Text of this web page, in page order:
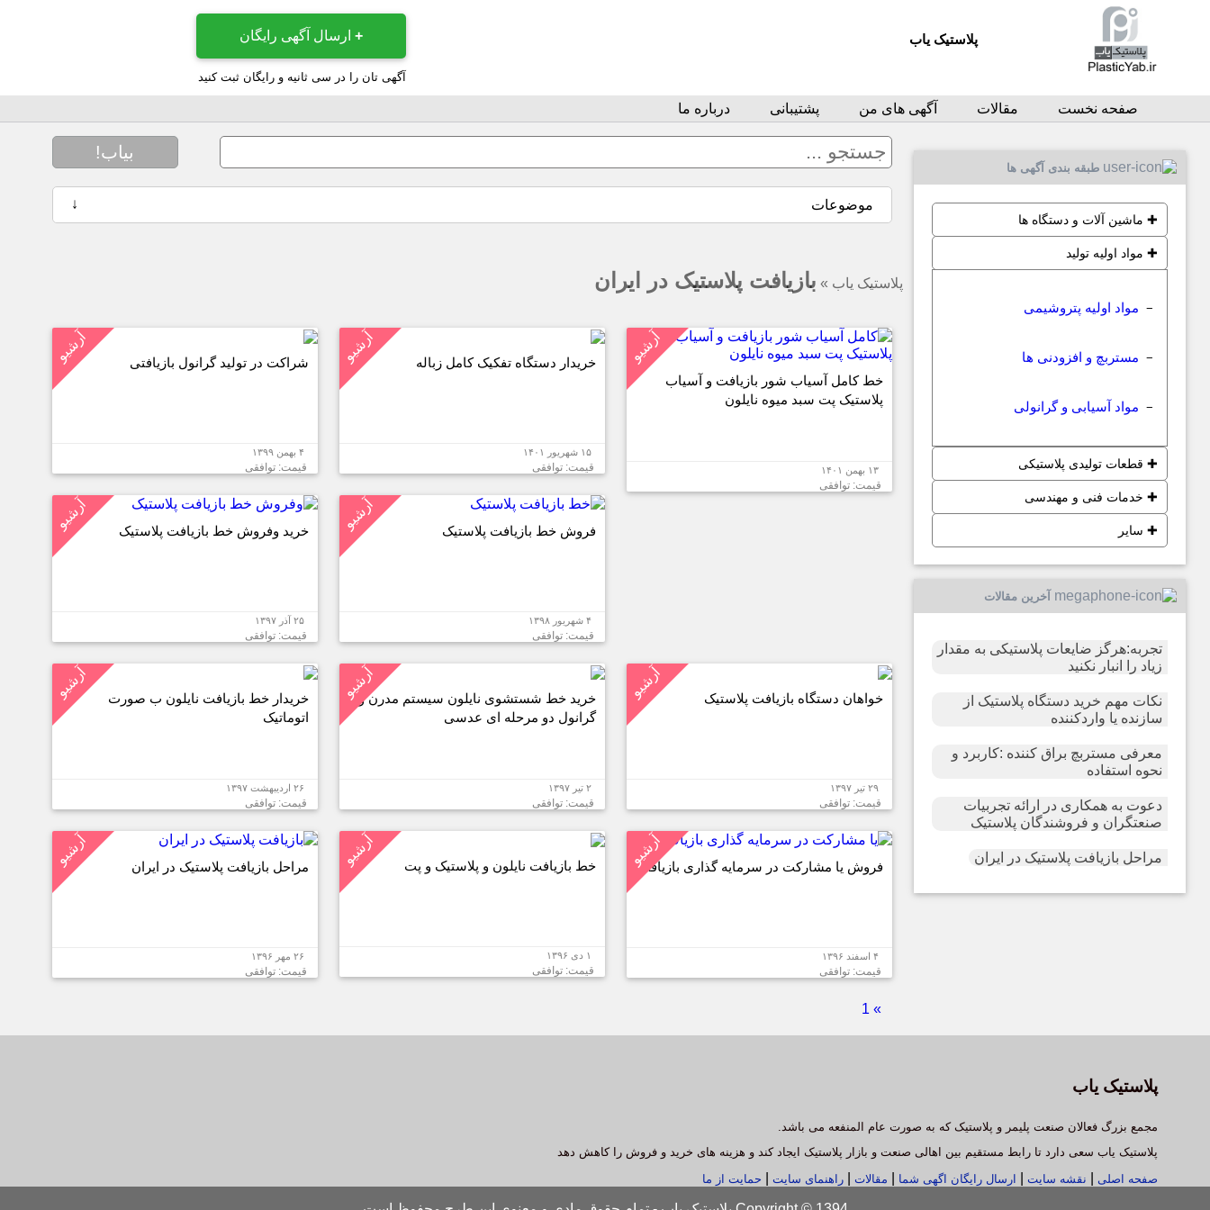
پلاستیک یاب +ارسال آگهی رایگان
آگهی تان را در سی ثانیه و رایگان ثبت کنید
صفحه نخست مقالات آگهی های من پشتیبانی درباره ما
بیاب!
↓ موضوعات
پلاستیک یاب » بازیافت پلاستیک در ایران
آرشیو
خط کامل آسیاب شور بازیافت و آسیاب
پلاستیک پت سبد میوه نایلون
۱۳ بهمن ۱۴۰۱
قیمت: توافقی
آرشیو خریدار دستگاه تفکیک کامل زباله
۱۵ شهریور ۱۴۰۱
قیمت: توافقی
آرشیو شراکت در تولید گرانول بازیافتی
۴ بهمن ۱۳۹۹
قیمت: توافقی
آرشیو فروش خط بازیافت پلاستیک
۴ شهریور ۱۳۹۸
قیمت: توافقی
آرشیو خرید وفروش خط بازیافت پلاستیک
۲۵ آذر ۱۳۹۷
قیمت: توافقی
آرشیو خواهان دستگاه بازیافت پلاستیک
۲۹ تیر ۱۳۹۷
قیمت: توافقی
آرشیوخرید خط شستشوی نایلون سیستم مدرن و
گرانول دو مرحله ای عدسی
۲ تیر ۱۳۹۷
قیمت: توافقی
آرشیو
خریدار خط بازیافت نایلون ب صورت
اتوماتیک
۲۶ اردیبهشت ۱۳۹۷
قیمت: توافقی
آرشیو
فروش یا مشارکت در سرمایه گذاری بازیافت
۴ اسفند ۱۳۹۶
قیمت: توافقی
آرشیو خط بازیافت نایلون و پلاستیک و پت
۱ دی ۱۳۹۶
قیمت: توافقی
آرشیو مراحل بازیافت پلاستیک در ایران
۲۶ مهر ۱۳۹۶
قیمت: توافقی
»
1
طبقه بندی آگهی ها
✚ماشین آلات و دستگاه ها
✚مواد اولیه تولید
− مواد اولیه پتروشیمی
− مستربچ و افزودنی ها
− مواد آسیابی و گرانولی
✚قطعات تولیدی پلاستیکی
✚خدمات فنی و مهندسی
✚سایر
آخرین مقالات
تجربه:هرگز ضایعات پلاستیکی به مقدار
زیاد را انبار نکنید
نکات مهم خرید دستگاه پلاستیک از
سازنده یا واردکننده
معرفی مستربچ براق کننده :کاربرد و
نحوه استفاده
دعوت به همکاری در ارائه تجربیات
صنعتگران و فروشندگان پلاستیک
مراحل بازیافت پلاستیک در ایران
پلاستیک یاب
مجمع بزرگ فعالان صنعت پلیمر و پلاستیک که به صورت عام المنفعه می باشد.
پلاستیک یاب سعی دارد تا رابط مستقیم بین اهالی صنعت و بازار پلاستیک ایجاد کند و هزینه های خرید و فروش را کاهش دهد
صفحه اصلی
نقشه سایت ارسال رایگان اگهی شما مقالات راهنمای سایت حمایت از ما